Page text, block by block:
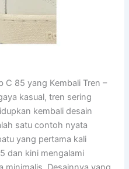
C 85 yang Kembali Tren –
kasual, tren sering
kembali desain
satu contoh nyata
yang pertama kali
dan kini mengalami